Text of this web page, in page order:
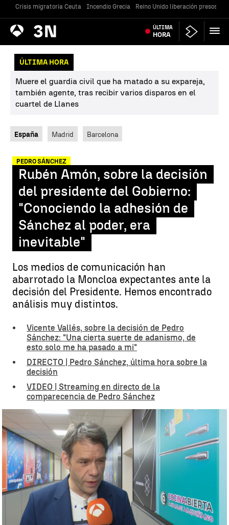
Crisis migratoria Ceuta Incendio Grecia Reino Unido liberación presos
Antena
3 Noticias ÚLTIMA
HORA
ÚLTIMA HORA
Muere el guardia civil que ha matado a su expareja,
también agente, tras recibir varios disparos en el
cuartel de Llanes
España Madrid Barcelona
PEDRO SÁNCHEZ
Rubén Amón, sobre la decisión
del presidente del Gobierno:
"Conociendo la adhesión de
Sánchez al poder, era
inevitable"
Los medios de comunicación han
abarrotado la Moncloa expectantes ante la
decisión del Presidente. Hemos encontrado
análisis muy distintos.
Vicente Vallés, sobre la decisión de Pedro
Sánchez: "Una cierta suerte de adanismo, de
esto solo me ha pasado a mi"
DIRECTO | Pedro Sánchez, última hora sobre la
decisión
VIDEO | Streaming en directo de la
comparecencia de Pedro Sánchez
La valoración de la prensa ante la decisión de Pedro Sánchez |
Antena 3 Noticias
Luis Alcantud
Publicado: 29 de abril de 2024, 16:07